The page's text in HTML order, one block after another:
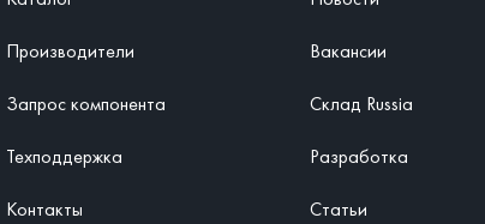
Производители
Запрос компонента
Техподдержка
Контакты
Вакансии
Склад Russia
Разработка
Статьи